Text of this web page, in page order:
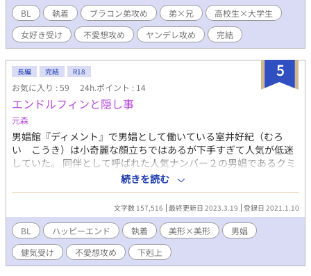
BL 執着 ブラコン弟攻め 弟×兄
高校生×大学生
女好き受け
不愛想攻め ヤンデレ攻め 完結
5
長編 完結 R18
お気に入り : 59 24h.ポイント : 14
エンドルフィンと隠し事
元森
男娼館『ディメント』で男娼として働いている室井好紀（むろ
い こうき）は小奇麗な顔立ちではあるが下手すぎて人気が低迷
していた。 同伴として呼ばれた人気ナンバー２の男娼であるクミ
ヤに冗談で『技術指導をしてほしい』と言ったら、頷かれてしま
い…。好紀はクミヤの指導を密かに受けることになるが…？ 人気
ナンバー２のミステリアスな美形×人気は下位の明るい青年 「ア
ドレナリンと感覚麻酔」のスピンオフですが、単独でも読めるお
話となっております。 この作品はサイト
（http://momimomi777.web.fc2.com/index.html）にも掲載し
ております。 ※執着要素あり。鬼畜、痛い描写、嘔吐、性描写強
めです。閲覧にはご注意ください。
続きを読む
文字数 157,516 最終更新日 2023.3.19 登録日 2021.1.10
BL ハッピーエンド 執着 美形×美形
男娼
健気受け
不愛想攻め 下剋上